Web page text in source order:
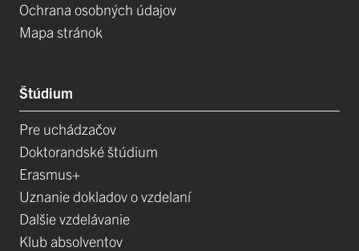
Ochrana osobných údajov
Mapa stránok
Štúdium
Pre uchádzačov
Doktorandské štúdium
Erasmus+
Uznanie dokladov o vzdelaní
Dalšie vzdelávanie
Klub absolventov